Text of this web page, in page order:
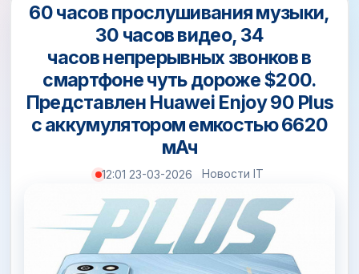
60 часов прослушивания музыки,
30 часов видео, 34
часов непрерывных звонков в
смартфоне чуть дороже $200.
Представлен Huawei Enjoy 90 Plus
с аккумулятором емкостью 6620
мАч
12:01 23-03-2026 Новости IT